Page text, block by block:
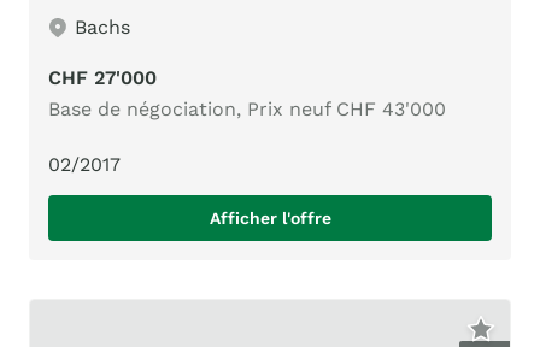
Bachs
CHF 27'000
Base de négociation, Prix neuf CHF 43'000
02/2017
Afficher l'offre